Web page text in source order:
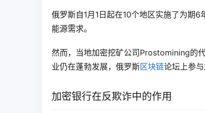
俄罗斯自1月1日起在10个地区实施了为期
能源需求。
然而，当地加密挖矿公司Prostomining的
业仍在蓬勃发展，俄罗斯区块链论坛上参
加密银行在反欺诈中的作用